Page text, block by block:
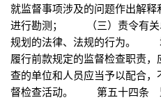
就监督事项涉及的问题作出解
进行勘测； （三）责令有关
规划的法律、法规的行为。
履行前款规定的监督检查职责
查的单位和人员应当予以配合
督检查活动。 第五十四条